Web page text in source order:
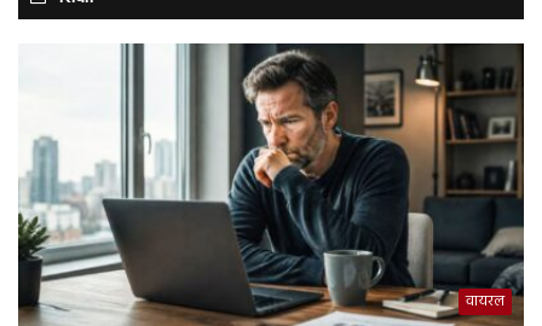
वायरल